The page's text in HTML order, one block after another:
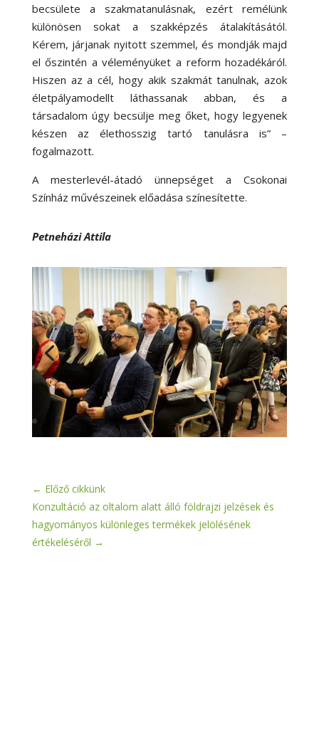
becsülete a szakmatanulásnak, ezért remélünk
különösen sokat a szakképzés átalakításától.
Kérem, járjanak nyitott szemmel, és mondják majd
el őszintén a véleményüket a reform hozadékáról.
Hiszen az a cél, hogy akik szakmát tanulnak, azok
életpályamodellt láthassanak abban, és a
társadalom úgy becsülje meg őket, hogy legyenek
készen az élethosszig tartó tanulásra is” –
fogalmazott.
A mesterlevél-átadó ünnepséget a Csokonai
Színház művészeinek előadása színesítette.
Petneházi Attila
← Előző cikkünk
Konzultáció az oltalom alatt álló földrajzi jelzések és
hagyományos különleges termékek jelölésének
értékeléséről →